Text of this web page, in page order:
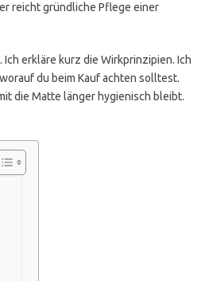
reicht gründliche Pflege einer
erkläre kurz die Wirkprinzipien. Ich
du beim Kauf achten solltest.
die Matte länger hygienisch bleibt.